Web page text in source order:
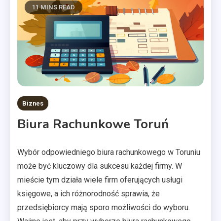
11 MINS READ
Biznes
Biura Rachunkowe Toruń
Wybór odpowiedniego biura rachunkowego w Toruniu
może być kluczowy dla sukcesu każdej firmy. W
mieście tym działa wiele firm oferujących usługi
księgowe, a ich różnorodność sprawia, że
przedsiębiorcy mają sporo możliwości do wyboru.